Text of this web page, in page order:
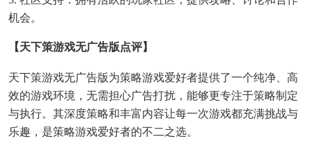
机会。
【天下策游戏无广告版点评】
天下策游戏无广告版为策略游戏爱好者提供了一个纯净、高
效的游戏环境，无需担心广告打扰，能够更专注于策略制定
与执行。其深度策略和丰富内容让每一次游戏都充满挑战与
乐趣，是策略游戏爱好者的不二之选。